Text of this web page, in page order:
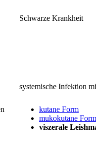
Schwarze Krankheit
systemische Infektion
kutane Form
mukokutane Form
viszerale